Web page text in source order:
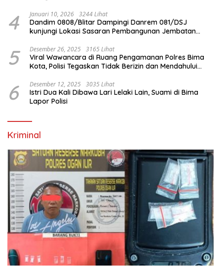
4 Januari 10, 2026 3244 Lihat
Dandim 0808/Blitar Dampingi Danrem 081/DSJ
kunjungi Lokasi Sasaran Pembangunan Jembatan
5 Desember 26, 2025 3165 Lihat
Viral Wawancara di Ruang Pengamanan Polres Bima
Kota, Polisi Tegaskan Tidak Berizin dan Mendahului
6 Desember 12, 2025 3035 Lihat
Istri Dua Kali Dibawa Lari Lelaki Lain, Suami di Bima
Lapor Polisi
Kriminal